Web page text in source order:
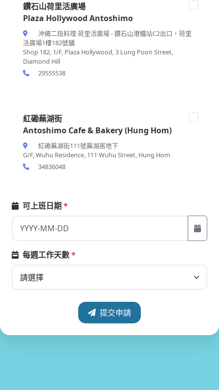
鑽石山荷里活廣場
Plaza Hollywood Antoshimo
沖繩二段料理 荷里活廣場 - 鑽石山港鐵站C2出口，荷里
活廣場1樓182號舖
Shop 182, 1/F, Plaza Hollywood, 3 Lung Poon Street,
Diamond Hill
29555538
紅磡蕪湖街
Antoshimo Cafe & Bakery (Hung Hom)
紅磡蕪湖街111號蕪湖居地下
G/F, Wuhu Residence, 111 Wuhu Street, Hung Hom
34836048
可上班日期*
每週工作天數*
提交申請